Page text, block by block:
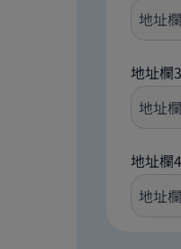
地址欄3
地址欄4